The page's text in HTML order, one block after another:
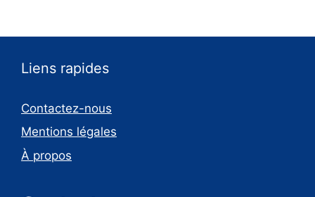
Liens rapides
Contactez-nous
Mentions légales
À propos